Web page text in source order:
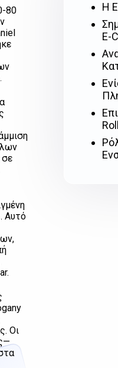
80
σε
Αυτό
Οι
Η
E-